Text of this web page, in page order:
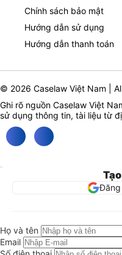
Chính sách bảo mật
Hướng dẫn sử dụng
Hướng dẫn thanh toán
© 2026 Caselaw Việt Nam |
Ghi rõ nguồn Caselaw Việt
sử dụng thông tin, tài liệu từ
Đăng
Họ và tên
Email